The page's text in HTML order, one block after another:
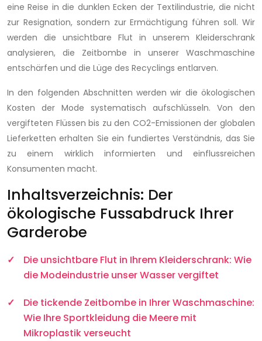
eine Reise in die dunklen Ecken der Textilindustrie, die nicht
zur Resignation, sondern zur Ermächtigung führen soll. Wir
werden die unsichtbare Flut in unserem Kleiderschrank
analysieren, die Zeitbombe in unserer Waschmaschine
entschärfen und die Lüge des Recyclings entlarven.
In den folgenden Abschnitten werden wir die ökologischen
Kosten der Mode systematisch aufschlüsseln. Von den
vergifteten Flüssen bis zu den CO2-Emissionen der globalen
Lieferketten erhalten Sie ein fundiertes Verständnis, das Sie
zu einem wirklich informierten und einflussreichen
Konsumenten macht.
Inhaltsverzeichnis: Der
ökologische Fussabdruck Ihrer
Garderobe
Die unsichtbare Flut in Ihrem Kleiderschrank: Wie
die Modeindustrie unser Wasser vergiftet
Die tickende Zeitbombe in Ihrer Waschmaschine:
Wie Ihre Sportkleidung die Meere mit
Mikroplastik verseucht